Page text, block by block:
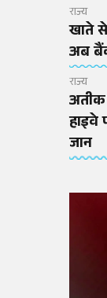
राज्य
खाते
अब
राज्य
हाइवे
जान